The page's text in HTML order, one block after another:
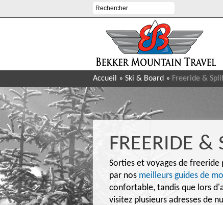
Accueil » Ski & Board » Freeride &
FREERIDE &
Sorties et voyages de
par nos meilleurs guides de
confortable, tandis que lors
visitez plusieurs adresses de